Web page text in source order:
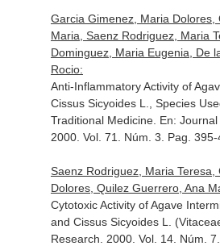
Garcia Gimenez, Maria Dolores,
Maria, Saenz Rodriguez, Maria
Dominguez, Maria Eugenia, De
Rocio:
Anti-Inflammatory Activity of
Cissus Sicyoides L., Species
Traditional Medicine. En:
2000. Vol. 71. Núm. 3. Pag.
Saenz Rodriguez, Maria
Dolores, Quilez Guerrero, Ana
Cytotoxic Activity of Agave
and Cissus Sicyoides L.
Research . 2000. Vol. 14. Núm.